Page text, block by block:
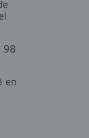
98
en